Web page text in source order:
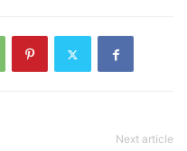
Next article